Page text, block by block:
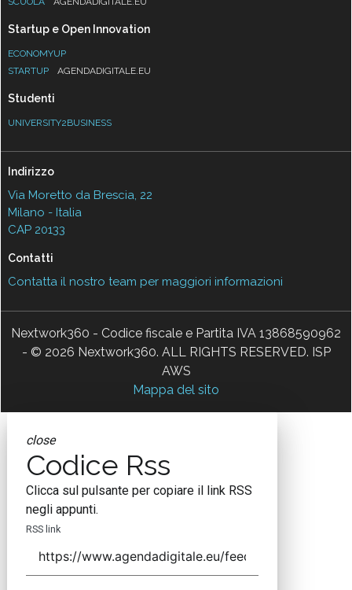
Startup e Open Innovation
ECONOMYUP
STARTUP
AGENDADIGITALE.EU
Studenti
UNIVERSITY2BUSINESS
Indirizzo
Via Moretto da Brescia, 22
Milano - Italia
CAP 20133
Contatti
Contatta il nostro team per maggiori informazioni
Nextwork360 - Codice fiscale e Partita IVA 13868590962
- © 2026 Nextwork360. ALL RIGHTS RESERVED. ISP
AWS
Mappa del sito
close
Codice Rss
Clicca sul pulsante per copiare il link RSS
negli appunti.
RSS link